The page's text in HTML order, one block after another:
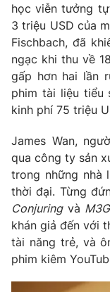
® Cấm sao chép
thuận bằng văn bản.
thông tin từ website
học viễn tưởng
3 triệu USD của
Fischbach, đã
ngạc khi thu về
gấp hơn hai lần
phim tài liệu tiểu
kinh phí 75 triệu
James Wan,
qua công ty sản
trong những nhà
thời đại. Từng
Conjuringvà
khán giả đến với
tài năng trẻ, và
phim kiêm